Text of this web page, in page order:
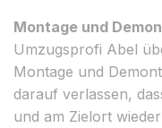
Montage und
Umzugsprofi Abel
Montage und
darauf verlassen,
und am Zielort